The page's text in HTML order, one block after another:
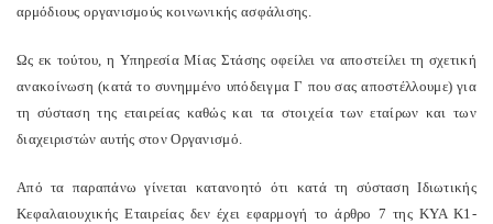
αρμόδιους οργανισμούς κοινωνικής ασφάλισης.
Ως εκ τούτου, η Υπηρεσία Μίας Στάσης οφείλει να αποστείλει τη σχετική
ανακοίνωση (κατά το συνημμένο υπόδειγμα Γ που σας αποστέλλουμε) για
τη σύσταση της εταιρείας καθώς και τα στοιχεία των εταίρων και των
διαχειριστών αυτής στον Οργανισμό.
Από τα παραπάνω γίνεται κατανοητό ότι κατά τη σύσταση Ιδιωτικής
Κεφαλαιουχικής Εταιρείας δεν έχει εφαρμογή το άρθρο 7 της ΚΥΑ K1-